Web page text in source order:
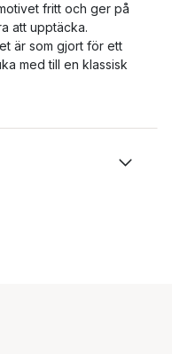
fritt och ger på
att upptäcka.
är som gjort för ett
med till en klassisk